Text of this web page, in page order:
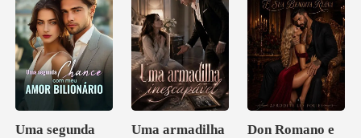
Uma segunda
Uma armadilha
Don Romano e